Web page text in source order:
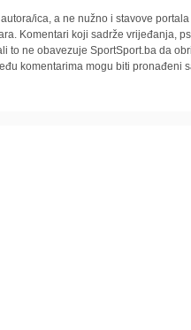
ica, a ne nužno i stavove
Komentari koji sadrže vrijeđanja,
ne obavezuje SportSport.ba da
komentarima mogu biti pronađeni